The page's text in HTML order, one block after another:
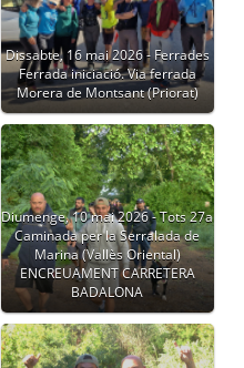
Dissabte, 16 mai 2026 - Ferrades
Ferrada iniciació. Via ferrada
Morera de Montsant (Priorat)
Diumenge, 10 mai 2026 - Tots 27a
Caminada per la Serralada de
Marina (Vallès Oriental)
ENCREUAMENT CARRETERA
BADALONA